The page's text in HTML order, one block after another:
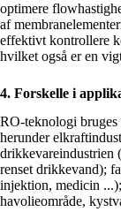
optimere
af
effektivt kontrollere
hvilket også er en
4. Forskelle i
RO-teknologi
herunder
drikkevareindustrien
renset drikkevand);
injektion, medicin
havolieområde,